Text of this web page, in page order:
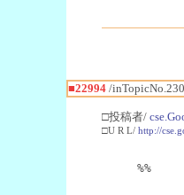
■22994/
□投稿者/
□U R L/ http://
%%